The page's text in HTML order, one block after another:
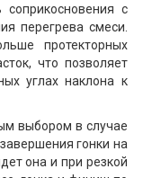
с
перегрева смеси.
протекторных
что позволяет
углах наклона к
выбором в случае
гонки на
она и при резкой